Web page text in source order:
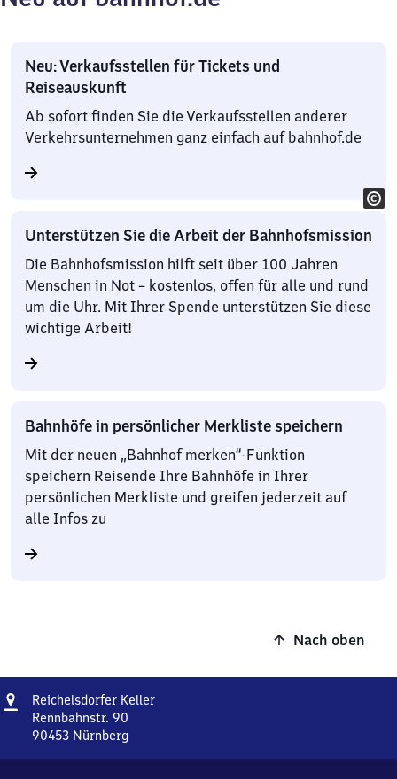
Neu: Verkaufsstellen für Tickets und
Reiseauskunft
Ab sofort finden Sie die Verkaufsstellen anderer
Verkehrsunternehmen ganz einfach auf bahnhof.de
Unterstützen Sie die Arbeit der Bahnhofsmission
Die Bahnhofsmission hilft seit über 100 Jahren
Menschen in Not – kostenlos, offen für alle und rund
um die Uhr. Mit Ihrer Spende unterstützen Sie diese
wichtige Arbeit!
Bahnhöfe in persönlicher Merkliste speichern
Mit der neuen „Bahnhof merken“-Funktion
speichern Reisende Ihre Bahnhöfe in Ihrer
persönlichen Merkliste und greifen jederzeit auf
alle Infos zu
Nach oben
Adresse
Reichelsdorfer KellerReichelsdorfer
Rennbahnstr. 90
90453 Nürnberg